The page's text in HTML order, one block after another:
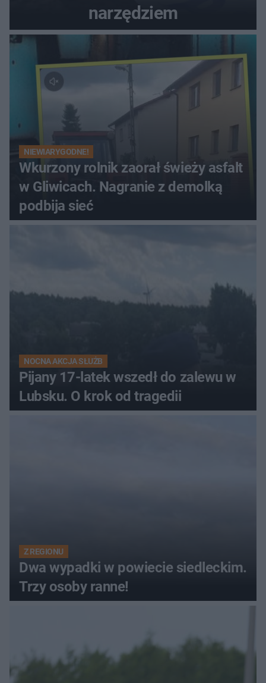
narzędziem
NIEWIARYGODNE!
Wkurzony rolnik zaorał świeży asfalt
w Gliwicach. Nagranie z demolką
podbija sieć
NOCNA AKCJA SŁUŻB
Pijany 17-latek wszedł do zalewu w
Lubsku. O krok od tragedii
Z REGIONU
Dwa wypadki w powiecie siedleckim.
Trzy osoby ranne!